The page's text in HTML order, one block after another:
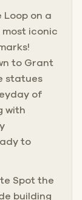
Loop on a
iconic
to Grant
statues
of
with
to
Spot the
building